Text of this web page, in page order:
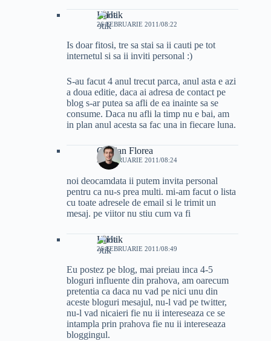
Haotik
26 FEBRUARIE 2011/08:22
Is doar fitosi, tre sa stai sa ii cauti pe tot
internetul si sa ii inviti personal :)
S-au facut 4 anul trecut parca, anul asta e azi
a doua editie, daca ai adresa de contact pe
blog s-ar putea sa afli de ea inainte sa se
consume. Daca nu afli la timp nu e bai, am
in plan anul acesta sa fac una in fiecare luna.
Cristian Florea
26 FEBRUARIE 2011/08:24
noi deocamdata ii putem invita personal
pentru ca nu-s prea multi. mi-am facut o lista
cu toate adresele de email si le trimit un
mesaj. pe viitor nu stiu cum va fi
Haotik
26 FEBRUARIE 2011/08:49
Eu postez pe blog, mai preiau inca 4-5
bloguri influente din prahova, am oarecum
pretentia ca daca nu vad pe nici unu din
aceste bloguri mesajul, nu-l vad pe twitter,
nu-l vad nicaieri fie nu ii intereseaza ce se
intampla prin prahova fie nu ii intereseaza
bloggingul.